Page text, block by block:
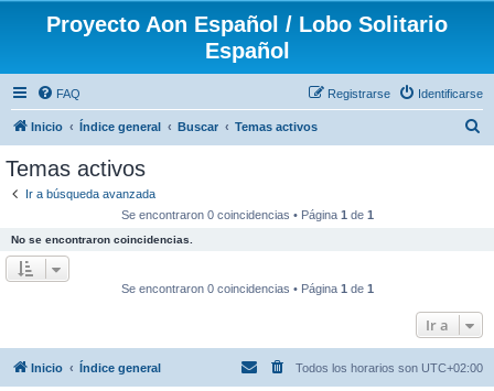
Proyecto Aon Español / Lobo Solitario
Español
FAQ Identificarse
Registrarse
Inicio Índice general Buscar Temas activos
Temas activos
Ir a búsqueda avanzada
Se encontraron 0 coincidencias • Página 1 de 1
No se encontraron coincidencias.
Se encontraron 0 coincidencias • Página 1 de 1
Ir a
Inicio Índice general Todos los horarios son UTC+02:00